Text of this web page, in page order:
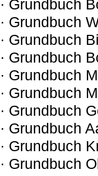
· Grundbuch
· Grundbuch
· Grundbuch
· Grundbuch
· Grundbuch
· Grundbuch
· Grundbuch
· Grundbuch
· Grundbuch
· Grundbuch